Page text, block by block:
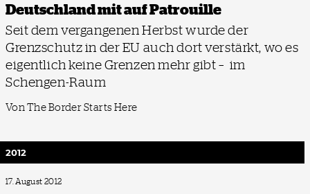
Deutschland mit auf Patrouille
Seit dem vergangenen Herbst wurde der
Grenzschutz in der EU auch dort verstärkt, wo es
eigentlich keine Grenzen mehr gibt – im
Schengen-Raum
Von The Border Starts Here
2012
17. August 2012